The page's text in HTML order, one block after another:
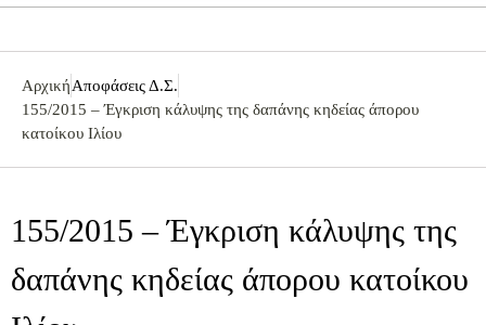
ΑρχικήΑποφάσεις Δ.Σ.
155/2015 – Έγκριση κάλυψης της δαπάνης κηδείας άπορου
κατοίκου Ιλίου
155/2015 – Έγκριση κάλυψης της
δαπάνης κηδείας άπορου κατοίκου